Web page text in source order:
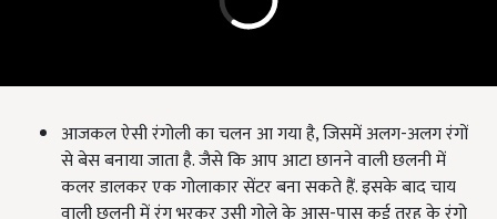
आजकल ऐसी रंगोली का चलन आ गया है, जिसमें अलग-अलग रंगों
से बेस बनाया जाता है. जैसे कि आप आटा छानने वाली छलनी में
कलर डालकर एक गोलाकार सेंटर बना सकते हैं. इसके बाद चाय